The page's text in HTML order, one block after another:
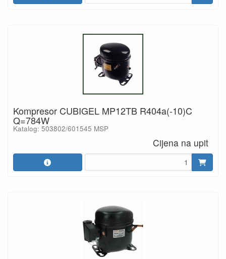
Kompresor CUBIGEL MP12TB R404a(-10)C
Q=784W
Katalog: 503802/601545 MSP
Cijena na upit